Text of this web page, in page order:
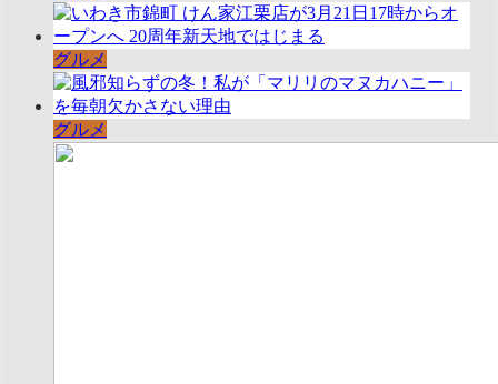
グルメ
グルメ